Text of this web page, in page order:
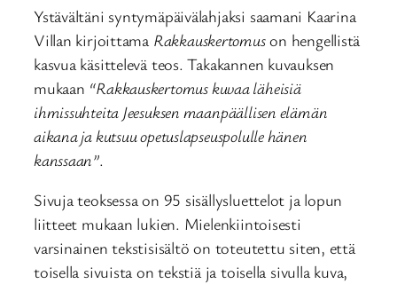
Ystävältäni syntymäpäivälahjaksi saamani Kaarina
Villan kirjoittama Rakkauskertomuson hengellistä
kasvua käsittelevä teos. Takakannen kuvauksen
mukaan “Rakkauskertomus kuvaa läheisiä
ihmissuhteita Jeesuksen maanpäällisen elämän
aikana ja kutsuu opetuslapseuspolulle hänen
kanssaan”.
Sivuja teoksessa on 95 sisällysluettelot ja lopun
liitteet mukaan lukien. Mielenkiintoisesti
varsinainen tekstisisältö on toteutettu siten, että
toisella sivuista on tekstiä ja toisella sivulla kuva,